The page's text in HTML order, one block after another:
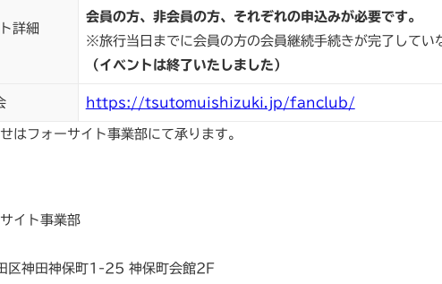
詳細
会員の方、非会員の方、それぞれの申込みが必要です。
※旅行当日までに会員の方の会員継続手続きが完了してい
（イベントは終了いたしました）
https://tsutomuishizuki.jp/fanclub/
はフォーサイト事業部にて承ります。
イト事業部
神田神保町1-25 神保町会館2F